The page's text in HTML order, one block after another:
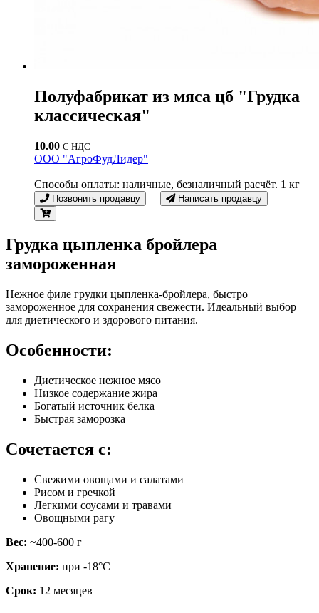
Полуфабрикат из мяса цб "Грудка
классическая"
10.00 С НДС
ООО "АгроФудЛидер"
Способы оплаты: наличные, безналичный расчёт. 1 кг
Позвонить продавцу Написать продавцу
Грудка цыпленка бройлера
замороженная
Нежное филе грудки цыпленка-бройлера, быстро
замороженное для сохранения свежести. Идеальный выбор
для диетического и здорового питания.
Особенности:
Диетическое нежное мясо
Низкое содержание жира
Богатый источник белка
Быстрая заморозка
Сочетается с:
Свежими овощами и салатами
Рисом и гречкой
Легкими соусами и травами
Овощными рагу
Вес: ~400-600 г
Хранение: при -18°C
Срок: 12 месяцев